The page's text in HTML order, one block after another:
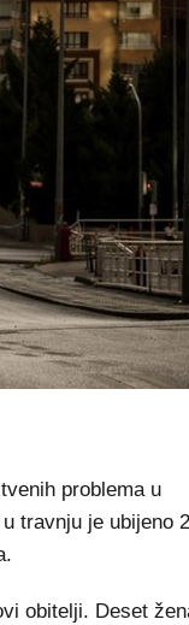
problema u
travnju je ubijeno
obitelji. Deset